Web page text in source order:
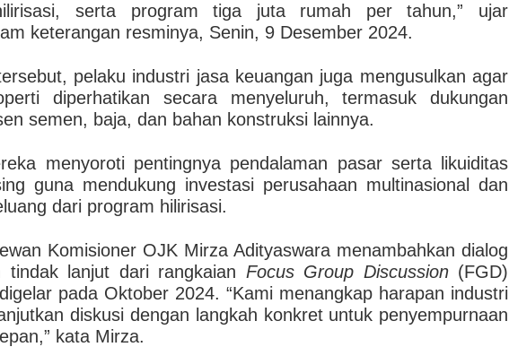
serta program tiga juta rumah per tahun,” ujar
keterangan resminya, Senin, 9 Desember 2024.
pelaku industri jasa keuangan juga mengusulkan agar
diperhatikan secara menyeluruh, termasuk dukungan
semen, baja, dan bahan konstruksi lainnya.
menyoroti pentingnya pendalaman pasar serta likuiditas
guna mendukung investasi perusahaan multinasional dan
dari program hilirisasi.
Komisioner OJK Mirza Adityaswara menambahkan dialog
tindak lanjut dari rangkaian Focus Group Discussion(FGD)
pada Oktober 2024. “Kami menangkap harapan industri
diskusi dengan langkah konkret untuk penyempurnaan
kata Mirza.